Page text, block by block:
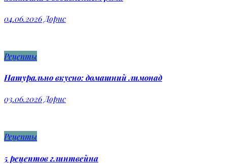
04.06.2026 Дорис
Рецепты
Натурально вкусно: домашний лимонад
03.06.2026Дорис
Рецепты
5 рецептов глинтвейна